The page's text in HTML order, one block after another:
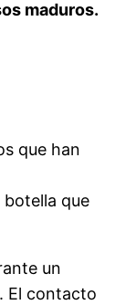
maduros.
que han
botella que
un
El contacto